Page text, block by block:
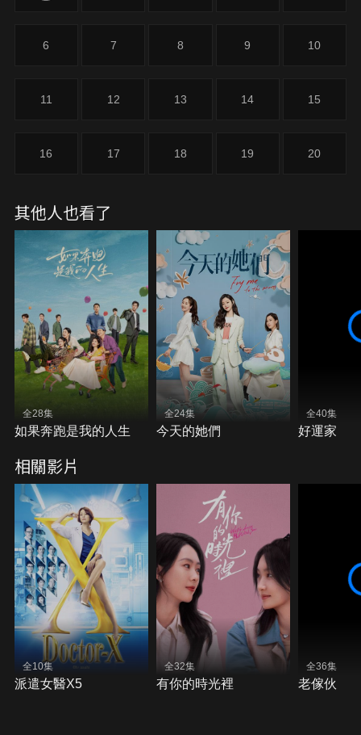
情、真摯的友情和甜蜜的愛情。
6 7 8 9 10
11 12 13 14 15
16 17 18 19 20
其他人也看了
全28集
如果奔跑是我的人生
全24集
今天的她們
全40集
好運家
相關影片
全10集
派遣女醫X5
全32集
有你的時光裡
全36集
老傢伙